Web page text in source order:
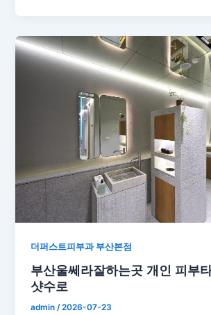
더퍼스트피부과 부산본점
부산울쎄라잘하는곳 개인 피부
샷수로
admin/2026-07-23